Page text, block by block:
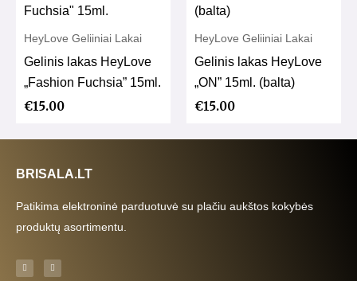
HeyLove Geliiniai Lakai
Gelinis lakas HeyLove
„Fashion Fuchsia” 15ml.
€15.00
HeyLove Geliiniai Lakai
Gelinis lakas HeyLove
„ON” 15ml. (balta)
€15.00
BRISALA.LT
Patikima elektroninė parduotuvė su plačiu aukštos kokybės
produktų asortimentu.
F
a
c
I
n
s